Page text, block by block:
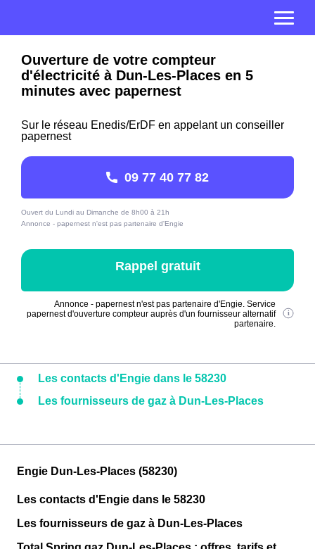
Ouverture de votre compteur
d'électricité à Dun-Les-Places en 5
minutes avec papernest
Sur le réseau Enedis/ErDF en appelant un conseiller
papernest
09 77 40 77 82
Ouvert du Lundi au Dimanche de 8h00 à 21h
Annonce - papernest n'est pas partenaire d'Engie
Rappel gratuit
Annonce - papernest n'est pas partenaire d'Engie. Service
papernest d'ouverture compteur auprès d'un fournisseur alternatif
partenaire.
Les contacts d'Engie dans le 58230
Les fournisseurs de gaz à Dun-Les-Places
Engie Dun-Les-Places (58230)
Les contacts d'Engie dans le 58230
Les fournisseurs de gaz à Dun-Les-Places